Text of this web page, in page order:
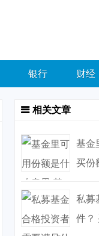
银行 财经
相关文章
基金
买份
私募
件？